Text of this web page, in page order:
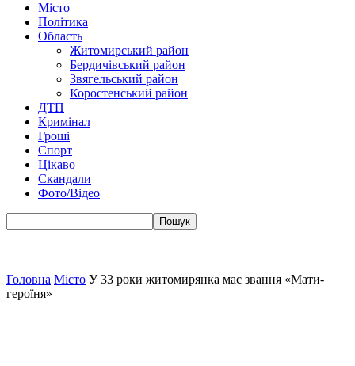
Місто
Політика
Область
Житомирський район
Бердичівський район
Звягельський район
Коростенський район
ДТП
Кримінал
Гроші
Спорт
Цікаво
Скандали
Фото/Відео
Головна Місто У 33 роки житомирянка має звання «Мати-
героїня»